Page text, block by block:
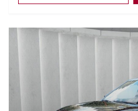
Vedi dettagli